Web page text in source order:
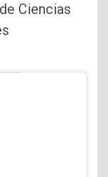
Ciencias